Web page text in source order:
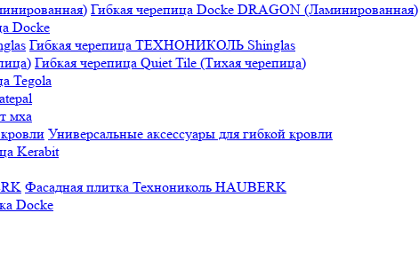
Гибкая черепица Docke DRAGON (Ламинированная)
Docke
Гибкая черепица ТЕХНОНИКОЛЬ Shinglas
Гибкая черепица Quiet Tile (Тихая черепица)
Tegola
мха
Универсальные аксессуары для гибкой кровли
Kerabit
Фасадная плитка Технониколь HAUBERK
Docke